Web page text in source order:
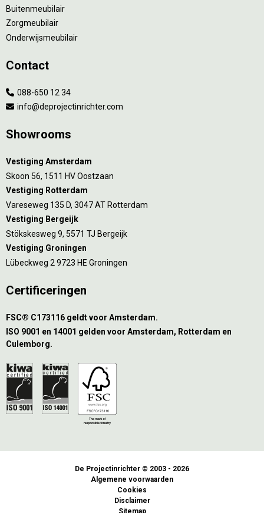
Buitenmeubilair
Zorgmeubilair
Onderwijsmeubilair
Contact
088-650 12 34
info@deprojectinrichter.com
Showrooms
Vestiging Amsterdam
Skoon 56, 1511 HV Oostzaan
Vestiging Rotterdam
Vareseweg 135 D, 3047 AT Rotterdam
Vestiging Bergeijk
Stökskesweg 9, 5571 TJ Bergeijk
Vestiging Groningen
Lübeckweg 2 9723 HE Groningen
Certificeringen
FSC® C173116 geldt voor Amsterdam.
ISO 9001 en 14001 gelden voor Amsterdam, Rotterdam en
Culemborg.
De Projectinrichter © 2003 - 2026
Algemene voorwaarden
Cookies
Disclaimer
Sitemap